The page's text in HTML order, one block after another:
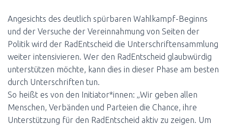
Angesichts des deutlich spürbaren Wahlkampf-Beginns
und der Versuche der Vereinnahmung von Seiten der
Politik wird der RadEntscheid die Unterschriftensammlung
weiter intensivieren. Wer den RadEntscheid glaubwürdig
unterstützen möchte, kann dies in dieser Phase am besten
durch Unterschriften tun.
So heißt es von den Initiator*innen: „Wir geben allen
Menschen, Verbänden und Parteien die Chance, ihre
Unterstützung für den RadEntscheid aktiv zu zeigen. Um